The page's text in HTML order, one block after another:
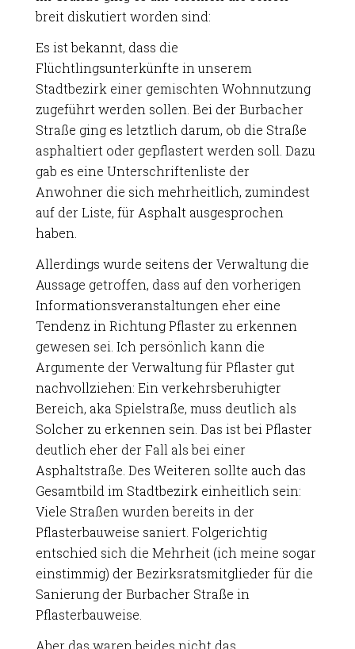
breit diskutiert worden sind:
Es ist bekannt, dass die
Flüchtlingsunterkünfte in unserem
Stadtbezirk einer gemischten Wohnnutzung
zugeführt werden sollen. Bei der Burbacher
Straße ging es letztlich darum, ob die Straße
asphaltiert oder gepflastert werden soll. Dazu
gab es eine Unterschriftenliste der
Anwohner die sich mehrheitlich, zumindest
auf der Liste, für Asphalt ausgesprochen
haben.
Allerdings wurde seitens der Verwaltung die
Aussage getroffen, dass auf den vorherigen
Informationsveranstaltungen eher eine
Tendenz in Richtung Pflaster zu erkennen
gewesen sei. Ich persönlich kann die
Argumente der Verwaltung für Pflaster gut
nachvollziehen: Ein verkehrsberuhigter
Bereich, aka Spielstraße, muss deutlich als
Solcher zu erkennen sein. Das ist bei Pflaster
deutlich eher der Fall als bei einer
Asphaltstraße. Des Weiteren sollte auch das
Gesamtbild im Stadtbezirk einheitlich sein:
Viele Straßen wurden bereits in der
Pflasterbauweise saniert. Folgerichtig
entschied sich die Mehrheit (ich meine sogar
einstimmig) der Bezirksratsmitglieder für die
Sanierung der Burbacher Straße in
Pflasterbauweise.
Aber das waren beides nicht das